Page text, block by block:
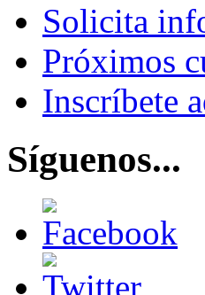
Solicita
Próximos
Inscríbete
Síguenos...